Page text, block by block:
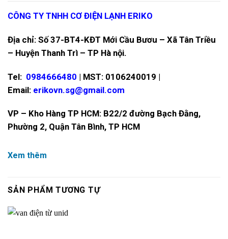
CÔNG TY TNHH CƠ ĐIỆN LẠNH ERIKO
Địa chỉ: Số 37-BT4-KĐT Mới Cầu Bươu – Xã Tân Triều
– Huyện Thanh Trì – TP Hà nội.
Tel: 0984666480 | MST: 0106240019 |
Email: erikovn.sg@gmail.com
VP – Kho Hàng TP HCM: B22/2 đường Bạch Đằng,
Phường 2, Quận Tân Bình, TP HCM
Xem thêm
SẢN PHẨM TƯƠNG TỰ